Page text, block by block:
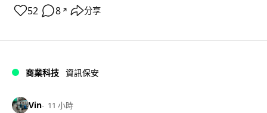
52 8 ↗ 分享
商業科技 資訊保安
Vin 11 小時